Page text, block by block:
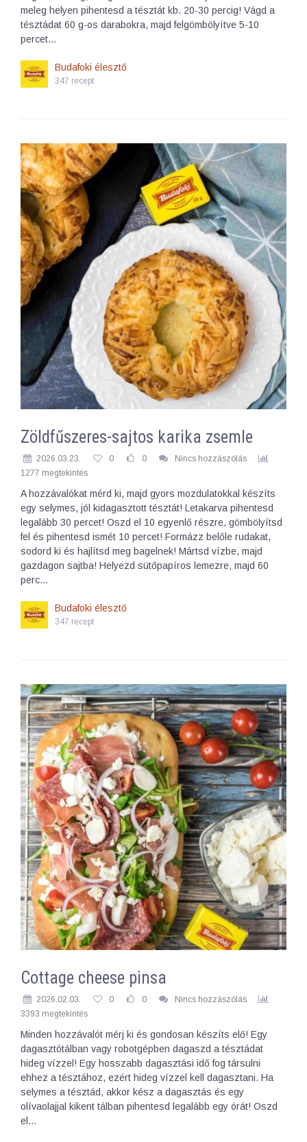
meleg helyen pihentesd a tésztát kb. 20-30 percig! Vágd a
tésztádat 60 g-os darabokra, majd felgömbölyítve 5-10
percet…
Budafoki élesztő
347 recept
Zöldfűszeres-sajtos karika zsemle
2026.03.23. 0 0
Nincs hozzászólás
1277 megtekintés
A hozzávalókat mérd ki, majd gyors mozdulatokkal készíts
egy selymes, jól kidagasztott tésztát! Letakarva pihentesd
legalább 30 percet! Oszd el 10 egyenlő részre, gömbölyítsd
fel és pihentesd ismét 10 percet! Formázz belőle rudakat,
sodord ki és hajlítsd meg bagelnek! Mártsd vízbe, majd
gazdagon sajtba! Helyezd sütőpapíros lemezre, majd 60
perc…
Budafoki élesztő
347 recept
Cottage cheese pinsa
2026.02.03. 0 0
Nincs hozzászólás
3393 megtekintés
Minden hozzávalót mérj ki és gondosan készíts elő! Egy
dagasztótálban vagy robotgépben dagaszd a tésztádat
hideg vízzel! Egy hosszabb dagasztási idő fog társulni
ehhez a tésztához, ezért hideg vízzel kell dagasztani. Ha
selymes a tésztád, akkor kész a dagasztás és egy
olívaolajjal kikent tálban pihentesd legalább egy órát! Oszd
el…